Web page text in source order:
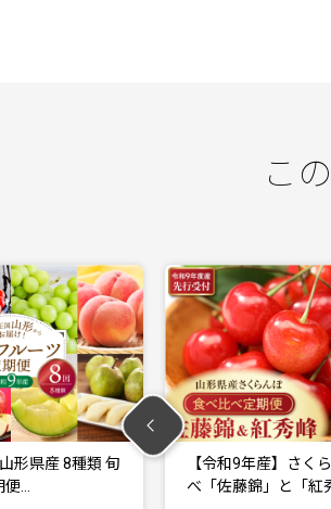
こ
くらんぼ食べ比
「紅秀…
【令和9年産】さく
べ「佐藤錦」と「紅